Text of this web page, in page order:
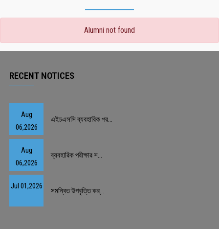
Alumni not found
RECENT NOTICES
Aug
06,2026
এইচএসসি ব্যবহারিক পর...
Aug
06,2026
ব্যবহারিক পরীক্ষার স...
Jul 01,2026
সমন্বিত উপবৃত্তি কর্...